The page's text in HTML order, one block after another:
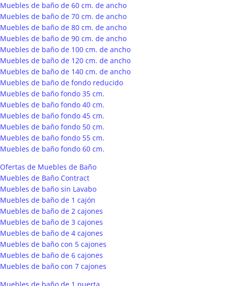
Muebles de baño de 60 cm. de ancho
Muebles de baño de 70 cm. de ancho
Muebles de baño de 80 cm. de ancho
Muebles de baño de 90 cm. de ancho
Muebles de baño de 100 cm. de ancho
Muebles de baño de 120 cm. de ancho
Muebles de baño de 140 cm. de ancho
Muebles de baño de fondo reducido
Muebles de baño fondo 35 cm.
Muebles de baño fondo 40 cm.
Muebles de baño fondo 45 cm.
Muebles de baño fondo 50 cm.
Muebles de baño fondo 55 cm.
Muebles de baño fondo 60 cm.
Ofertas de Muebles de Baño
Muebles de Baño Contract
Muebles de baño sin Lavabo
Muebles de baño de 1 cajón
Muebles de baño de 2 cajones
Muebles de baño de 3 cajones
Muebles de baño de 4 cajones
Muebles de baño con 5 cajones
Muebles de baño de 6 cajones
Muebles de baño con 7 cajones